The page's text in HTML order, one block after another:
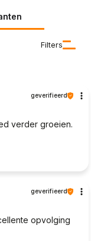
Filters
geverifieerd
verder groeien.
geverifieerd
opvolging